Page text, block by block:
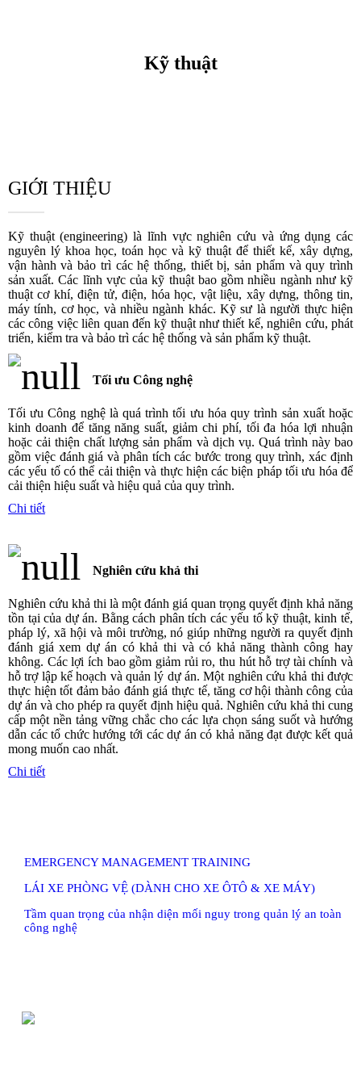
Kỹ thuật
GIỚI THIỆU
Kỹ thuật (engineering) là lĩnh vực nghiên cứu và ứng dụng các
nguyên lý khoa học, toán học và kỹ thuật để thiết kế, xây dựng,
vận hành và bảo trì các hệ thống, thiết bị, sản phẩm và quy trình
sản xuất. Các lĩnh vực của kỹ thuật bao gồm nhiều ngành như kỹ
thuật cơ khí, điện tử, điện, hóa học, vật liệu, xây dựng, thông tin,
máy tính, cơ học, và nhiều ngành khác. Kỹ sư là người thực hiện
các công việc liên quan đến kỹ thuật như thiết kế, nghiên cứu, phát
triển, kiểm tra và bảo trì các hệ thống và sản phẩm kỹ thuật.
Tối ưu Công nghệ
Tối ưu Công nghệ là quá trình tối ưu hóa quy trình sản xuất hoặc
kinh doanh để tăng năng suất, giảm chi phí, tối đa hóa lợi nhuận
hoặc cải thiện chất lượng sản phẩm và dịch vụ. Quá trình này bao
gồm việc đánh giá và phân tích các bước trong quy trình, xác định
các yếu tố có thể cải thiện và thực hiện các biện pháp tối ưu hóa để
cải thiện hiệu suất và hiệu quả của quy trình.
Chi tiết
Nghiên cứu khả thi
Nghiên cứu khả thi là một đánh giá quan trọng quyết định khả năng
tồn tại của dự án. Bằng cách phân tích các yếu tố kỹ thuật, kinh tế,
pháp lý, xã hội và môi trường, nó giúp những người ra quyết định
đánh giá xem dự án có khả thi và có khả năng thành công hay
không. Các lợi ích bao gồm giảm rủi ro, thu hút hỗ trợ tài chính và
hỗ trợ lập kế hoạch và quản lý dự án. Một nghiên cứu khả thi được
thực hiện tốt đảm bảo đánh giá thực tế, tăng cơ hội thành công của
dự án và cho phép ra quyết định hiệu quả. Nghiên cứu khả thi cung
cấp một nền tảng vững chắc cho các lựa chọn sáng suốt và hướng
dẫn các tổ chức hướng tới các dự án có khả năng đạt được kết quả
mong muốn cao nhất.
Chi tiết
EMERGENCY MANAGEMENT TRAINING
LÁI XE PHÒNG VỆ (DÀNH CHO XE ÔTÔ & XE MÁY)
Tầm quan trọng của nhận diện mối nguy trong quản lý an toàn
công nghệ